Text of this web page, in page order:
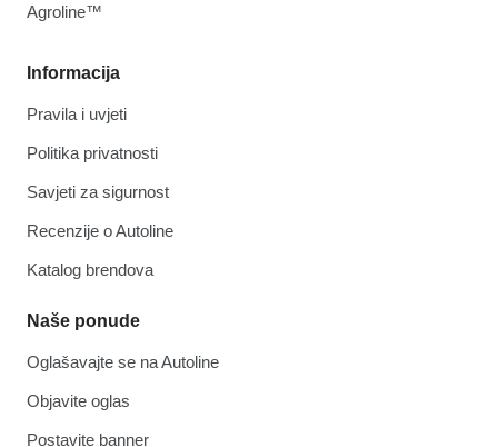
Informacija
Pravila i uvjeti
Politika privatnosti
Savjeti za sigurnost
Recenzije o Autoline
Katalog brendova
Naše ponude
Oglašavajte se na Autoline
Objavite oglas
Postavite banner
Agroline™